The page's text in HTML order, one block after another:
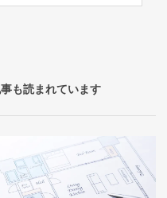
も読まれています